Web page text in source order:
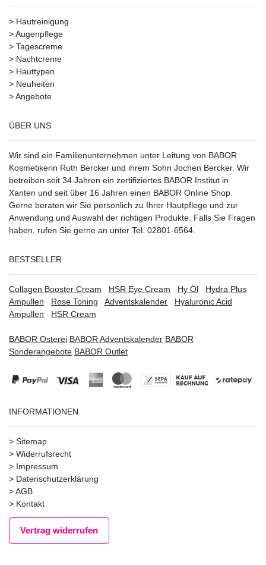
> Hautreinigung
>Augenpflege
> Tagescreme
> Nachtcreme
> Hauttypen
> Neuheiten
>Angebote
ÜBER UNS
Wir sind ein Familienunternehmen unter Leitung von BABOR
Kosmetikerin Ruth Bercker und ihrem Sohn Jochen Bercker. Wir
betreiben seit 34 Jahren ein zertifiziertes BABOR Institut in
Xanten und seit über 16 Jahren einen BABOR Online Shop.
Gerne beraten wir Sie persönlich zu Ihrer Hautpflege und zur
Anwendung und Auswahl der richtigen Produkte. Falls Sie Fragen
haben, rufen Sie gerne an unter Tel. 02801-6564.
BESTSELLER
Collagen Booster Cream HSR Eye Cream Hy Öl
Hydra Plus
Ampullen
Rose Toning Adventskalender
Hyaluronic Acid
Ampullen
HSR Cream
BABOR Osterei BABOR Adventskalender BABOR
Sonderangebote BABOR Outlet
INFORMATIONEN
> Sitemap
> Widerrufsrecht
> Impressum
> Datenschutzerklärung
>AGB
> Kontakt
Vertrag widerrufen